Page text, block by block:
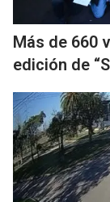
Más de 660
edición de